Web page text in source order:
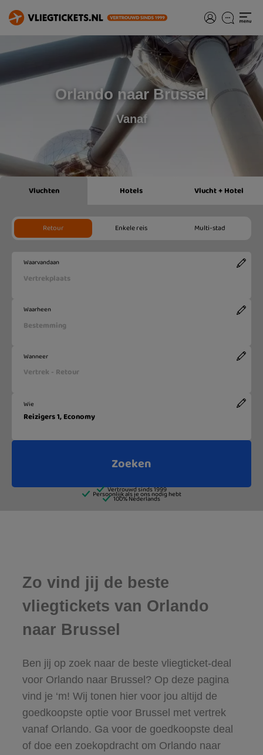
Orlando naar Brussel
Vanaf
Zo vind jij de beste
vliegtickets van Orlando
naar Brussel
Ben jij op zoek naar de beste vliegticket-deal
voor Orlando naar Brussel? Op deze pagina
vind je ‘m! Wij tonen hier voor jou altijd de
goedkoopste optie voor Brussel met vertrek
vanaf Orlando. Ga voor de goedkoopste deal
of doe een zoekopdracht om Orlando naar